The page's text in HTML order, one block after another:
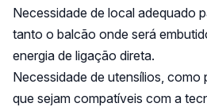
Necessidade de local adequado
tanto o balcão onde será
energia de ligação direta.
Necessidade de utensílios, como
que sejam compatíveis com a